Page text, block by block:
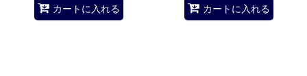
カートに入れる カートに入れる